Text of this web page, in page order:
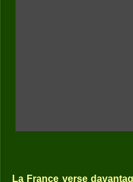
La France verse